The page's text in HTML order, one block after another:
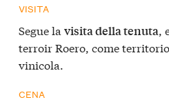
VISITA
Segue la visita della tenuta,
terroir Roero, come
vinicola.
CENA